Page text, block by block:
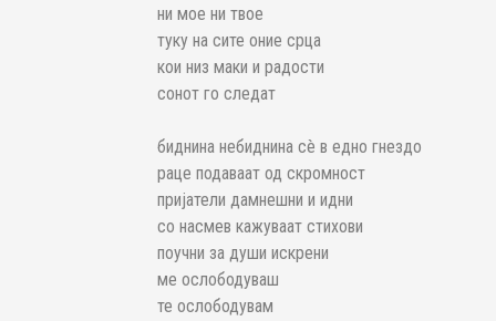
ни мое ни твое
туку на сите оние срца
кои низ маки и радости
сонот го следат
биднина небиднина сè в едно гнездо
раце подаваат од скромност
пријатели дамнешни и идни
со насмев кажуваат стихови
поучни за души искрени
ме ослободуваш
те ослободувам